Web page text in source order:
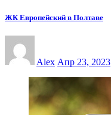
ЖК Европейский в Полтаве
Alex Апр 23, 2023